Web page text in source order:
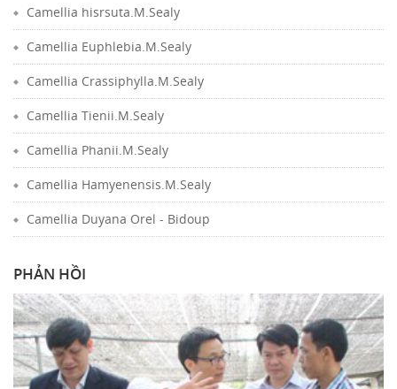
Camellia hisrsuta.M.Sealy
Camellia Euphlebia.M.Sealy
Camellia Crassiphylla.M.Sealy
Camellia Tienii.M.Sealy
Camellia Phanii.M.Sealy
Camellia Hamyenensis.M.Sealy
Camellia Duyana Orel - Bidoup
PHẢN HỒI